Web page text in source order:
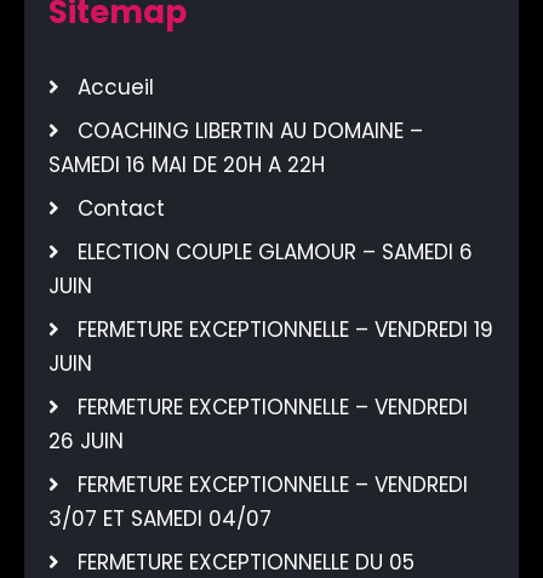
Sitemap
Accueil
COACHING LIBERTIN AU DOMAINE –
SAMEDI 16 MAI DE 20H A 22H
Contact
ELECTION COUPLE GLAMOUR – SAMEDI 6
JUIN
FERMETURE EXCEPTIONNELLE – VENDREDI 19
JUIN
FERMETURE EXCEPTIONNELLE – VENDREDI
26 JUIN
FERMETURE EXCEPTIONNELLE – VENDREDI
3/07 ET SAMEDI 04/07
FERMETURE EXCEPTIONNELLE DU 05